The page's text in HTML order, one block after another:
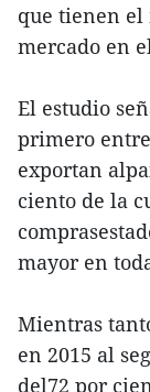
que tienen el
mercado en
El estudio
primero entre
exportan
ciento de la
mayor en
Mientras
en 2015 al
del72 por